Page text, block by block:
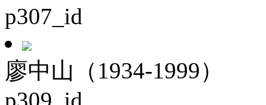
p307_id
廖中山（1934-1999）